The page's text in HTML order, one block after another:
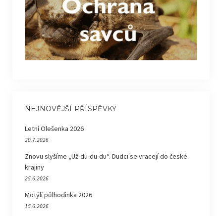
NEJNOVĚJŠÍ PŘÍSPĚVKY
Letní Olešenka 2026
20.7.2026
Znovu slyšíme „Už-du-du-du“. Dudci se vracejí do české
krajiny
25.6.2026
Motýlí půlhodinka 2026
15.6.2026